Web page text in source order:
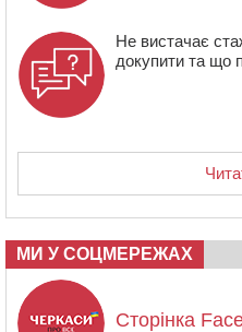
Не вистачає
докупити та що
МИ У СОЦМЕРЕЖАХ
Сторінка